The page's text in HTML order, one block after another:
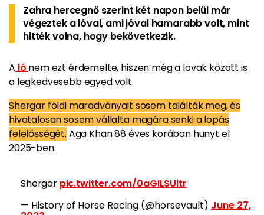
Zahra hercegnő szerint két napon belül már
végeztek a lóval, ami jóval hamarabb volt, mint
hitték volna, hogy bekövetkezik.
A ló nem ezt érdemelte, hiszen még a lovak között is
a legkedvesebb egyed volt.
Shergar földi maradványait sosem találták meg, és
hivatalosan sosem vállalta magára senki a lopás
felelősségét. Aga Khan 88 éves korában hunyt el
2025-ben.
Shergar pic.twitter.com/0aGILSUitr
— History of Horse Racing (@horsevault) June 27,